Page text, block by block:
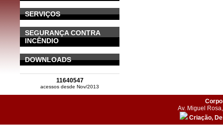
SERVIÇOS
SEGURANÇA CONTRA
INCÊNDIO
DOWNLOADS
11640547
acessos desde Nov/2013
Av. Miguel
Criação,